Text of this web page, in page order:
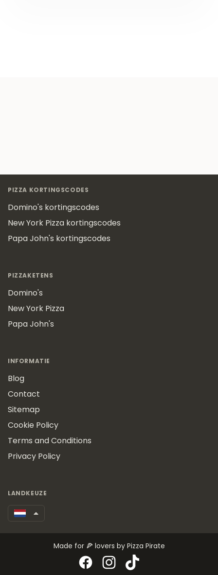
PIZZA KORTINGSCODES
Domino's kortingscodes
New York Pizza kortingscodes
Papa John's kortingscodes
PIZZAKETENS
Domino's
New York Pizza
Papa John's
INFORMATIE
Blog
Contact
Sitemap
Cookie Policy
Terms and Conditions
Privacy Policy
LANDKEUZE
Made for 🍕 lovers by Pizza Pirate
FacebookInstagram
TikTok